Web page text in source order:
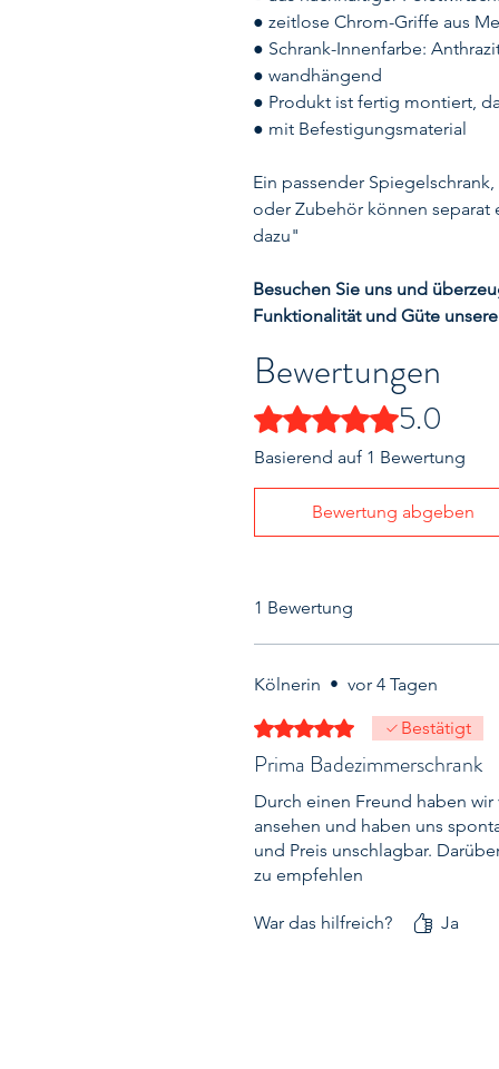
● zeitlose Chrom-Griffe aus
● Schrank-Innenfarbe:
● wandhängend
● Produkt ist fertig montiert,
● mit Befestigungsmaterial
Ein passender
oder Zubehör können separat
dazu"
Besuchen Sie uns und
Funktionalität und Güte
Bewertungen
Mit 5 von 5 Sternen bewertet.
5.0
Basierend auf 1 Bewertung
Bewertung abgeben
1 Bewertung
Kölnerin • vor 4 Tagen
Mit 5 von 5 Sternen bewertet.
Bestätigt
Prima Badezimmerschrank
Durch einen Freund haben
ansehen und haben uns
und Preis unschlagbar.
zu empfehlen
War das hilfreich? Ja